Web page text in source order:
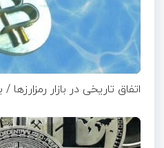
اتفاق تاریخی در بازار